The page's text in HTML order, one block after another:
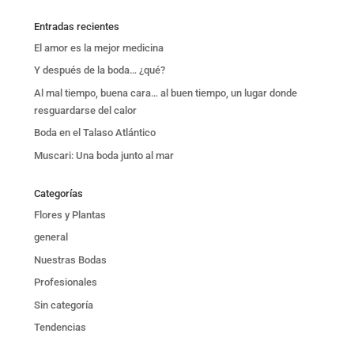
Entradas recientes
El amor es la mejor medicina
Y después de la boda… ¿qué?
Al mal tiempo, buena cara… al buen tiempo, un lugar donde
resguardarse del calor
Boda en el Talaso Atlántico
Muscari: Una boda junto al mar
Categorías
Flores y Plantas
general
Nuestras Bodas
Profesionales
Sin categoría
Tendencias